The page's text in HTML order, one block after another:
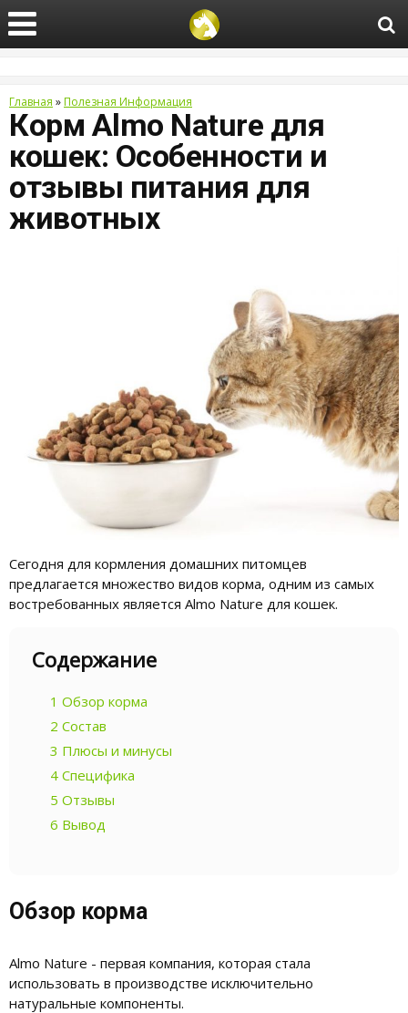
Главная »Полезная Информация
Корм Almo Nature для
кошек: Особенности и
отзывы питания для
животных
Сегодня для кормления домашних питомцев
предлагается множество видов корма, одним из самых
востребованных является Almo Nature для кошек.
Содержание
1 Обзор корма
2 Состав
3 Плюсы и минусы
4 Специфика
5 Отзывы
6 Вывод
Обзор корма
Almo Nature - первая компания, которая стала
использовать в производстве исключительно
натуральные компоненты.